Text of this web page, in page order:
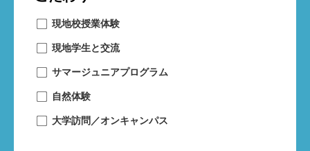
現地校授業体験
現地学生と交流
サマージュニアプログラム
自然体験
大学訪問／オンキャンパス